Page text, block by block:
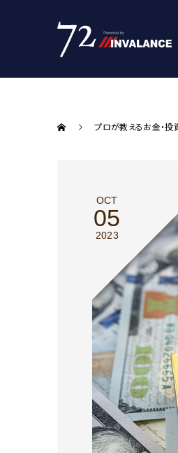
プロが教えるお金・投
OCT
05
2023